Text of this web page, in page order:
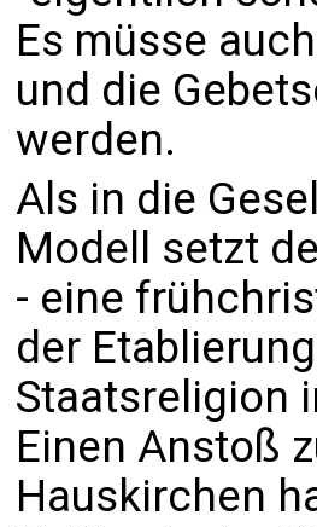
Es müsse
und die
werden.
Als in die
Modell setzt
- eine
der
Staatsreligion
Einen Anstoß
Hauskirchen